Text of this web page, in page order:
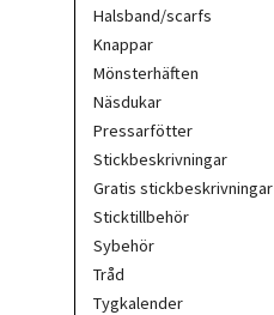
Halsband/scarfs
Knappar
Mönsterhäften
Näsdukar
Pressarfötter
Stickbeskrivningar
Gratis stickbeskrivningar
Sticktillbehör
Sybehör
Tråd
Tygkalender